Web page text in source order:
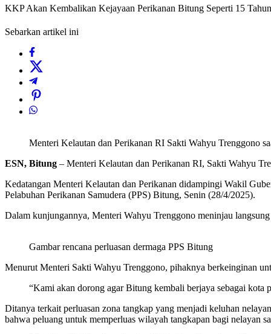
KKP Akan Kembalikan Kejayaan Perikanan Bitung Seperti 15
Sebarkan artikel ini
Menteri Kelautan dan Perikanan RI Sakti Wahyu Trenggono
ESN, Bitung – Menteri Kelautan dan Perikanan RI, Sakti Wahyu
Kedatangan Menteri Kelautan dan Perikanan didampingi Wakil
Pelabuhan Perikanan Samudera (PPS) Bitung, Senin (28/4/2025).
Dalam kunjungannya, Menteri Wahyu Trenggono meninjau
Gambar rencana perluasan dermaga PPS Bitung
Menurut Menteri Sakti Wahyu Trenggono, pihaknya berkeinginan
“Kami akan dorong agar Bitung kembali berjaya sebagai kota
Ditanya terkait perluasan zona tangkap yang menjadi keluhan
bahwa peluang untuk memperluas wilayah tangkapan bagi nelayan